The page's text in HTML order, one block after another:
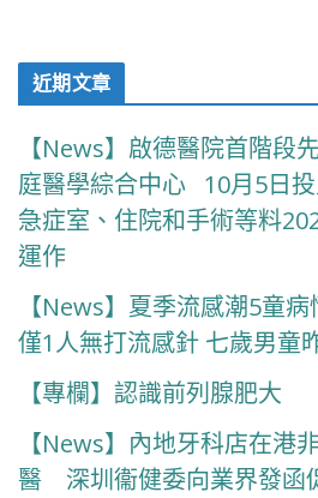
近期文章
【News】啟德醫院首階段
庭醫學綜合中心 10月5日
急症室、住院和手術等料
運作
【News】夏季流感潮5童
僅1人無打流感針 七歲男童
【專欄】認識前列腺肥大
【News】內地牙科店在港
醫 深圳衞健委向業界發函